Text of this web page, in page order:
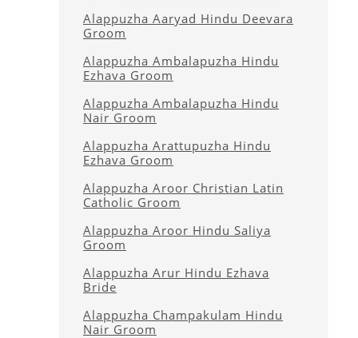
Alappuzha Aaryad Hindu Deevara
Groom
Alappuzha Ambalapuzha Hindu
Ezhava Groom
Alappuzha Ambalapuzha Hindu
Nair Groom
Alappuzha Arattupuzha Hindu
Ezhava Groom
Alappuzha Aroor Christian Latin
Catholic Groom
Alappuzha Aroor Hindu Saliya
Groom
Alappuzha Arur Hindu Ezhava
Bride
Alappuzha Champakulam Hindu
Nair Groom